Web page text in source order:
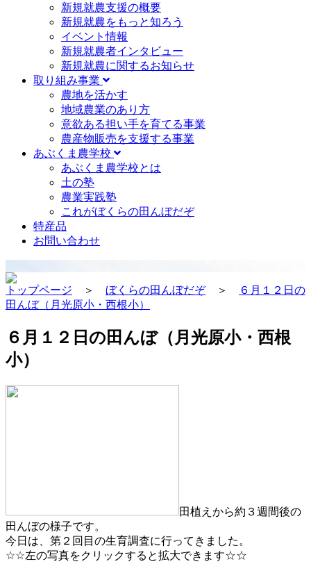
新規就農支援の概要
新規就農をもっと知ろう
イベント情報
新規就農者インタビュー
新規就農に関するお知らせ
取り組み事業
農地を活かす
地域農業のあり方
意欲ある担い手を育てる事業
農産物販売を支援する事業
あぶくま農学校
あぶくま農学校とは
土の塾
農業実践塾
これがぼくらの田んぼだぞ
特産品
お問い合わせ
トップページ ＞ ぼくらの田んぼだぞ＞
６月１２日の
田んぼ（月光原小・西根小）
６月１２日の田んぼ（月光原小・西根
小）
田植えから約３週間後の
田んぼの様子です。
今日は、第２回目の生育調査に行ってきました。
☆☆左の写真をクリックすると拡大できます☆☆